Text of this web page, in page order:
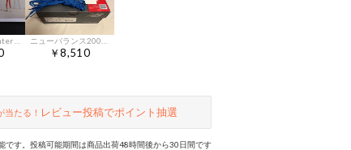
￥8,510
当たる！ レビュー投稿でポイント抽選
す。投稿可能期間は商品出荷48時間後から30日間です